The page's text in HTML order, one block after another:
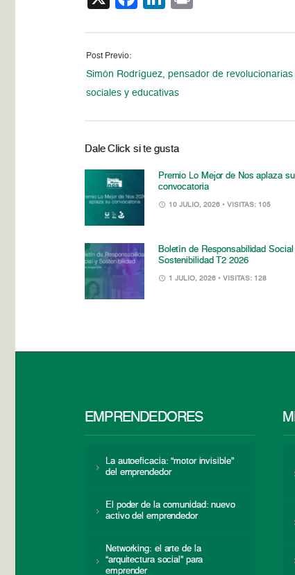
Post Previo:
Simón Rodríguez, pensador de revolucionarias
sociales y educativas
Dale Click si te gusta
Premio Lo Mejor de Nos aplaza su
convocatoria
10 JULIO, 2026 • VISITAS: 105
Boletín de Responsabilidad Social
Sostenibilidad T2 2026
1 JULIO, 2026 • VISITAS: 128
EMPRENDEDORES
La autoeficacia: “motor invisible”
del emprendedor
El poder de la comunidad: nuevo
activo del emprendedor
Networking: el arte de la
“arquitectura social” para
emprender